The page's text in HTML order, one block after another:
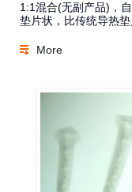
1:1混合(无副产品)，
垫片状，比传统导热
More